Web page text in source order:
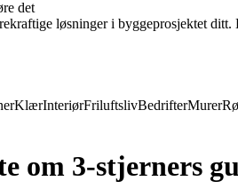
det
løsninger i byggeprosjektet
KlærInteriørFriluftslivBedrifterMurer
om 3-stjerners